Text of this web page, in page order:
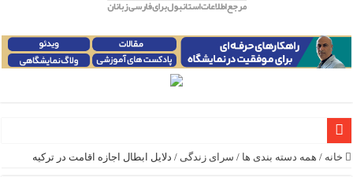
راهنمای فرودگاه‌های استانبول (فاصله و هزینه حمل و نقل
خانه / همه دسته بندی ها / سرای زندگی / دلایل ابطال اجازه اقامت در ترکیه